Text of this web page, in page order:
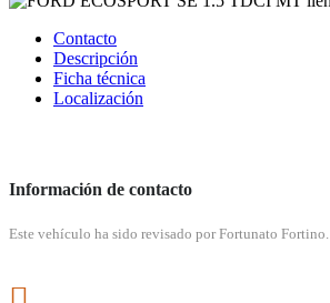
Contacto
Descripción
Ficha técnica
Localización
Información de contacto
Este vehículo ha sido revisado por Fortunato Fortino.